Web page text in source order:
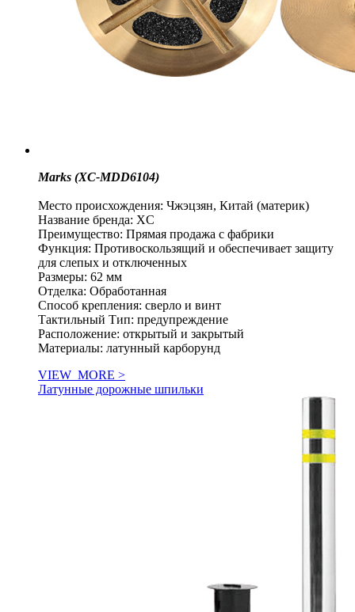
Marks (XC-MDD6104)
Место происхождения: Чжэцзян, Китай (материк)
Название бренда: XC
Преимущество: Прямая продажа с фабрики
Функция: Противоскользящий и обеспечивает защиту
для слепых и отключенных
Размеры: 62 мм
Отделка: Обработанная
Способ крепления: сверло и винт
Тактильный Тип: предупреждение
Расположение: открытый и закрытый
Материалы: латунный карборунд
VIEW_MORE >
Латунные дорожные шпильки